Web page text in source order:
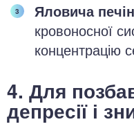
Яловича
кровоносної
концентрацію
4. Для
депресії і